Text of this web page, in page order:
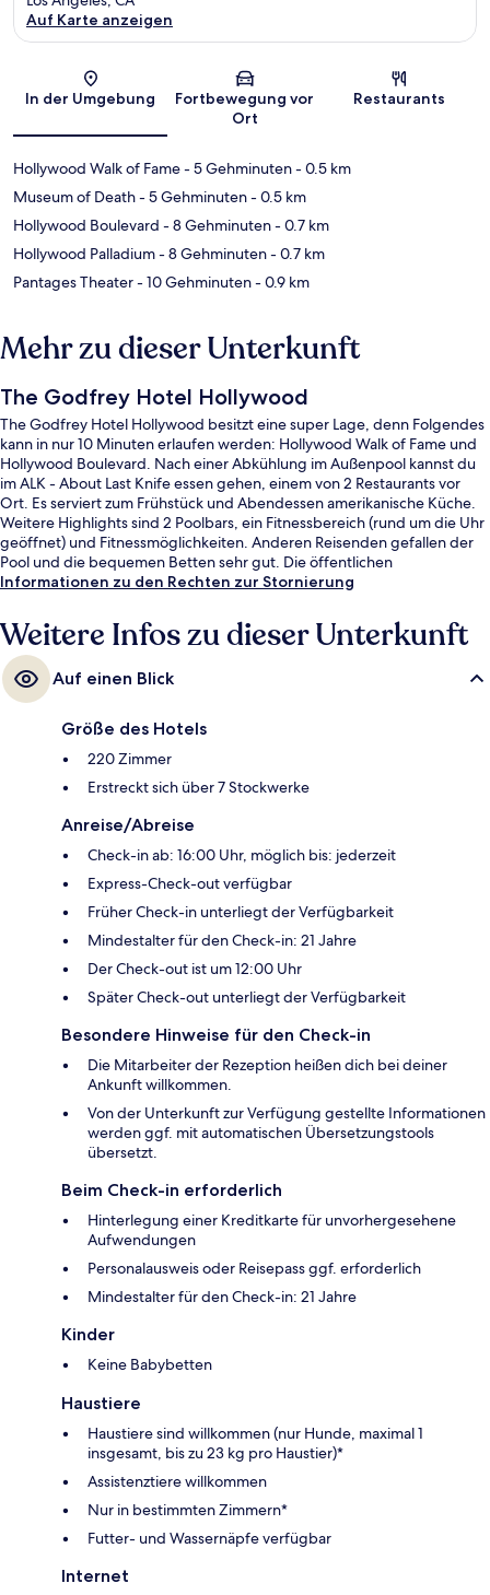
Karte
Auf Karte anzeigen
In der Umgebung
Fortbewegung vor
Ort
Restaurants
Hollywood Walk of Fame- 5 Gehminuten- 0.5 km
Museum of Death- 5 Gehminuten- 0.5 km
Hollywood Boulevard - 8 Gehminuten- 0.7 km
Hollywood Palladium- 8 Gehminuten- 0.7 km
Pantages Theater- 10 Gehminuten- 0.9 km
Mehr zu dieser Unterkunft
The Godfrey Hotel Hollywood
The Godfrey Hotel Hollywood besitzt eine super Lage, denn Folgendes
kann in nur 10 Minuten erlaufen werden: Hollywood Walk of Fame und
Hollywood Boulevard. Nach einer Abkühlung im Außenpool kannst du
im ALK - About Last Knife essen gehen, einem von 2 Restaurants vor
Ort. Es serviert zum Frühstück und Abendessen amerikanische Küche.
Weitere Highlights sind 2 Poolbars, ein Fitnessbereich (rund um die Uhr
geöffnet) und Fitnessmöglichkeiten. Anderen Reisenden gefallen der
Pool und die bequemen Betten sehr gut. Die öffentlichen
Verkehrsmittel sind ganz in der Nähe: Zur U-Bahn (Station Hollywood -
Informationen zu den Rechten zur Stornierung
Weitere Infos zu dieser Unterkunft
Auf einen Blick
Größe des Hotels
220 Zimmer
Erstreckt sich über 7 Stockwerke
Anreise/Abreise
Check-in ab: 16:00 Uhr, möglich bis: jederzeit
Express-Check-out verfügbar
Früher Check-in unterliegt der Verfügbarkeit
Mindestalter für den Check-in: 21 Jahre
Der Check-out ist um 12:00 Uhr
Später Check-out unterliegt der Verfügbarkeit
Besondere Hinweise für den Check-in
Die Mitarbeiter der Rezeption heißen dich bei deiner
Ankunft willkommen.
Von der Unterkunft zur Verfügung gestellte Informationen
werden ggf. mit automatischen Übersetzungstools
übersetzt.
Beim Check-in erforderlich
Hinterlegung einer Kreditkarte für unvorhergesehene
Aufwendungen
Personalausweis oder Reisepass ggf. erforderlich
Mindestalter für den Check-in: 21 Jahre
Kinder
Keine Babybetten
Haustiere
Haustiere sind willkommen (nur Hunde, maximal 1
insgesamt, bis zu 23 kg pro Haustier)*
Assistenztiere willkommen
Nur in bestimmten Zimmern*
Futter- und Wassernäpfe verfügbar
Internet